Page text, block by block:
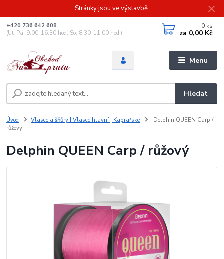
Stránky jsou ve výstavbě.
Menu
Hledat
+420 736 642 608
(Út-Pá, 9:00-16.30 hod. So, 8.30-11:00 hod.)
0 ks
za 0,00 Kč
Úvod Vlasce a šňůry | Vlasce hlavní | Kaprařské
Delphin QUEEN Carp /
růžový
Delphin QUEEN Carp / růžový